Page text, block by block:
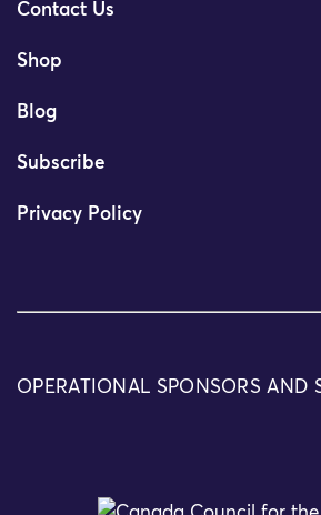
Contact Us
Shop
Blog
Subscribe
Privacy Policy
OPERATIONAL SPONSORS AND